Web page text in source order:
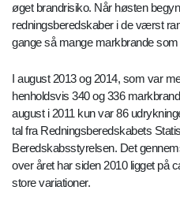
øget brandrisiko. Når høsten
redningsberedskaber i de værst
gange så mange markbrande
I august 2013 og 2014, som var
henholdsvis 340 og 336
august i 2011 kun var 86
tal fra Redningsberedskabets
Beredskabsstyrelsen. Det
over året har siden 2010 ligget på
store variationer.